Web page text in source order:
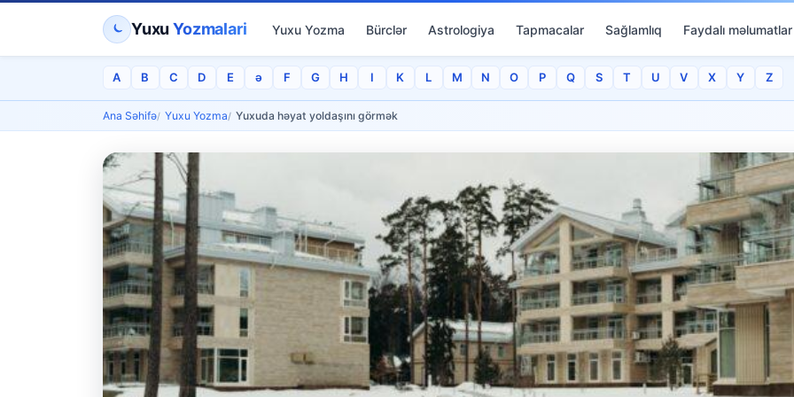
YuxuYozmalari Yuxu Yozma Bürclər Astrologiya Tapmacalar Sağlamlıq Faydalı məlumatlar
A B C D E ə F G H I K L M N O P Q S T U V X Y Z
Ana Səhifə Yuxu Yozma Yuxuda həyat yoldaşını görmək